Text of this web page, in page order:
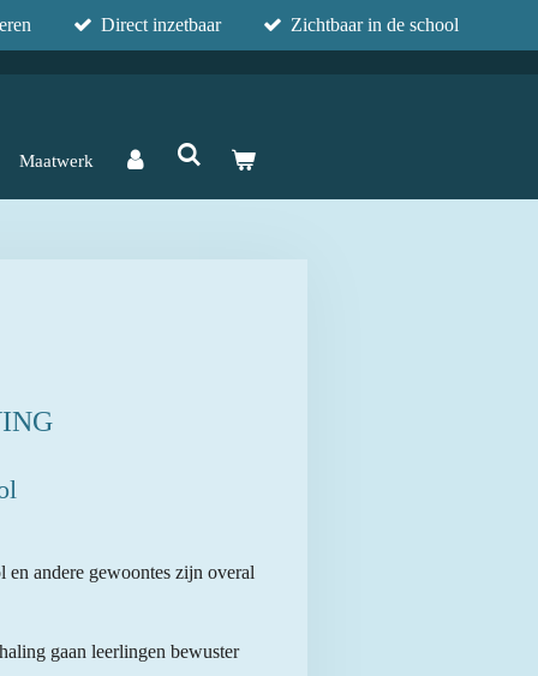
Direct inzetbaar Zichtbaar in de school
Maatwerk
andere gewoontes zijn overal
gaan leerlingen bewuster